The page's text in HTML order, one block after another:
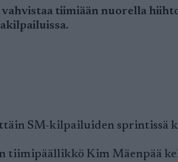
vahvistaa tiimiään nuorella
SM-kilpailuiden sprintissä
tiimipäällikkö Kim Mäenpää